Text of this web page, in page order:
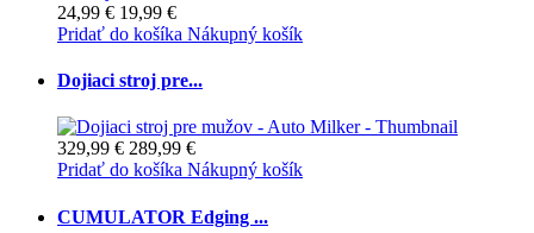
24,99 € 19,99 €
Pridať do košíka Nákupný košík
Dojiaci stroj pre...
329,99 € 289,99 €
Pridať do košíka Nákupný košík
CUMULATOR Edging ...